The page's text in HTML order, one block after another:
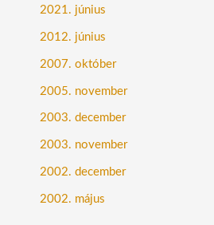
2021. június
2012. június
2007. október
2005. november
2003. december
2003. november
2002. december
2002. május